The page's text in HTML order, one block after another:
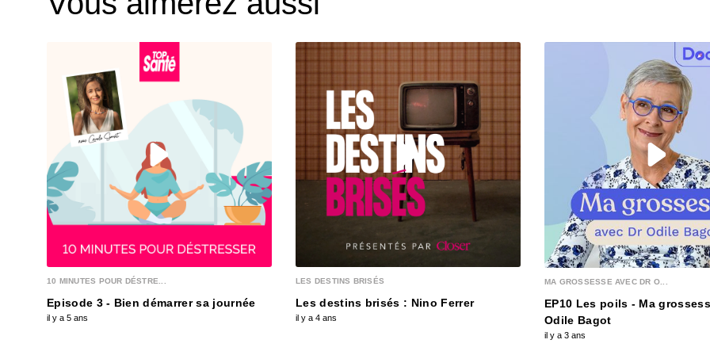
00:03:25
00:03:12
00:03:12
10 MINUTES POUR DÉSTRE...
Episode 3 - Bien démarrer sa journée
il y a 5 ans
LES DESTINS BRISÉS
Les destins brisés : Nino Ferrer
il y a 4 ans
MA GROSSESSE AVEC DR O...
EP10 Les poils - Ma
Odile Bagot
il y a 3 ans